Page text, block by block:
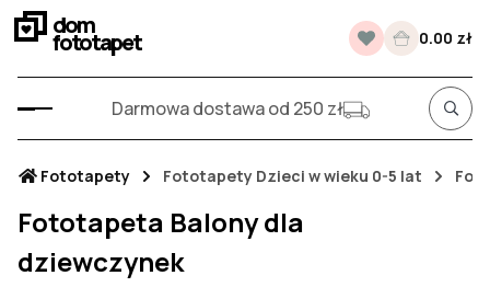
dom
fototapet 0.00 zł
Darmowa dostawa od 250 zł
Fototapety Fototapety Dzieci w wieku 0-5 lat
Fototapeta Balony dla
dziewczynek